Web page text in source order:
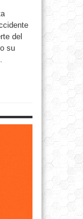
del
su